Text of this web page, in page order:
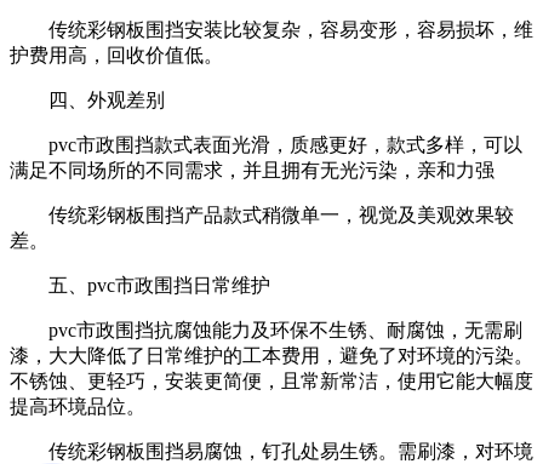
传统彩钢板围挡安装比较复杂，容易变形，容易损坏，维
护费用高，回收价值低。
四、外观差别
pvc市政围挡款式表面光滑，质感更好，款式多样，可以
满足不同场所的不同需求，并且拥有无光污染，亲和力强
传统彩钢板围挡产品款式稍微单一，视觉及美观效果较
差。
五、pvc市政围挡日常维护
pvc市政围挡抗腐蚀能力及环保不生锈、耐腐蚀，无需刷
漆，大大降低了日常维护的工本费用，避免了对环境的污染。
不锈蚀、更轻巧，安装更简便，且常新常洁，使用它能大幅度
提高环境品位。
传统彩钢板围挡易腐蚀，钉孔处易生锈。需刷漆，对环境